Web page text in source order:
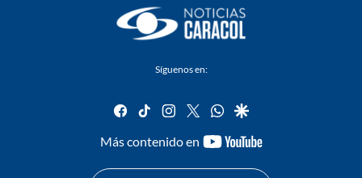
Síguenos en:
facebook
tiktok instagram
twitterwhatsapp
google
Más contenido en
youtube-